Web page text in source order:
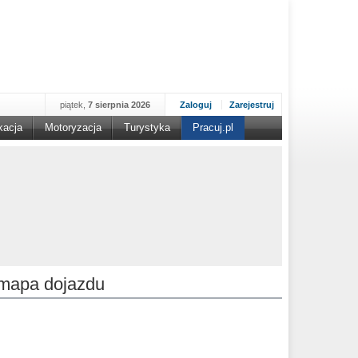
Zaloguj Zarejestruj
piątek, 7 sierpnia 2026
Motoryzacja Turystyka Pracuj.pl
dojazdu